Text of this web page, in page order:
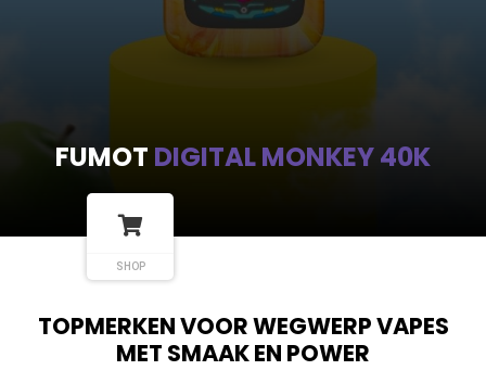
FUMOT DIGITAL MONKEY 40K
SHOP
TOPMERKEN VOOR WEGWERP VAPES
MET SMAAK EN POWER